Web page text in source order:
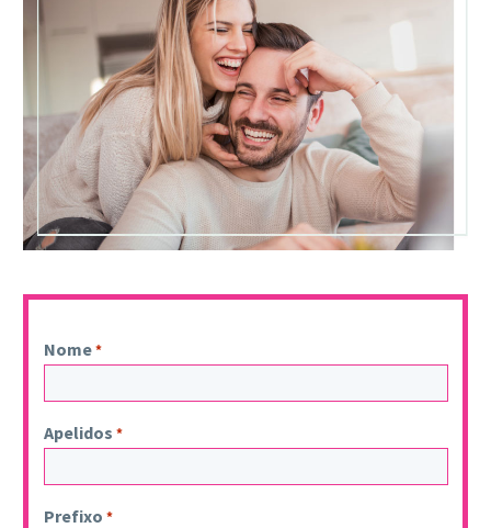
Nome*
Apelidos *
Prefixo *